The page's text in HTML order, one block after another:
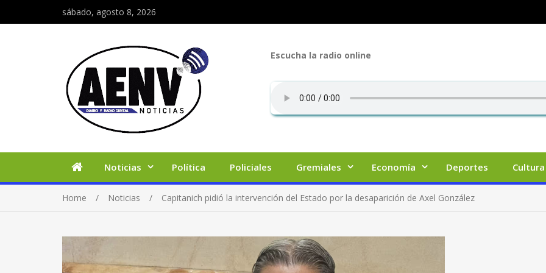
sábado, agosto 8, 2026
Escucha la radio online
Noticias Política Policiales Gremiales Economía Deportes Cultura
Home Noticias Capitanich pidió la intervención del Estado por la desaparición de Axel González